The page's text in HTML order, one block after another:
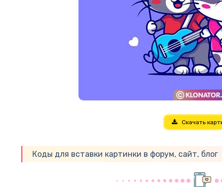
Скачать
Коды для вставки картинки в форум, сайт, блог